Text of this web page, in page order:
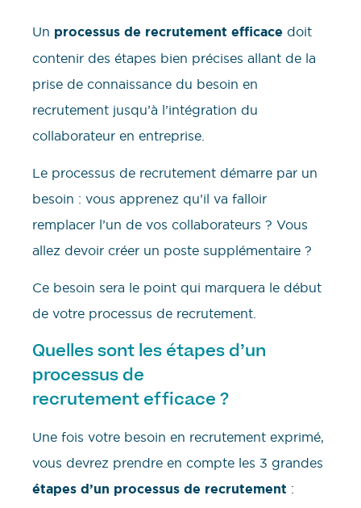
Un processus de recrutement efficace doit
contenir des étapes bien précises allant de la
prise de connaissance du besoin en
recrutement jusqu’à l’intégration du
collaborateur en entreprise.
Le processus de recrutement démarre par un
besoin : vous apprenez qu’il va falloir
remplacer l’un de vos collaborateurs ? Vous
allez devoir créer un poste supplémentaire ?
Ce besoin sera le point qui marquera le début
de votre processus de recrutement.
Quelles sont les étapes d’un
processus de
recrutement efficace ?
Une fois votre besoin en recrutement exprimé,
vous devrez prendre en compte les 3 grandes
étapes d’un processus de recrutement :